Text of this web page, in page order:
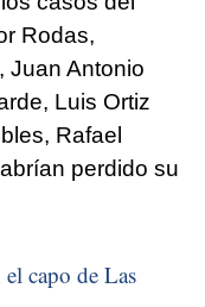
Rodas,
Juan Antonio
Luis Ortiz
Rafael
perdido su
capo de Las